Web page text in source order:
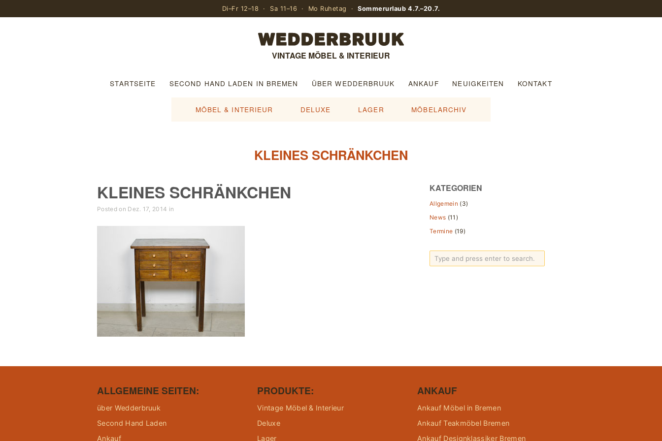
Di–Fr 12–18 · Sa 11–16 · Mo Ruhetag ·Sommerurlaub 4.7.–20.7.
VINTAGE MÖBEL & INTERIEUR
STARTSEITE SECOND HAND LADEN IN BREMEN ÜBER WEDDERBRUUK ANKAUF NEUIGKEITEN KONTAKT
MÖBEL & INTERIEUR DELUXE LAGER MÖBELARCHIV
KLEINES SCHRÄNKCHEN
KLEINES SCHRÄNKCHEN
Posted on Dez. 17, 2014 in
KATEGORIEN
Allgemein (3)
News (11)
Termine (19)
ALLGEMEINE SEITEN:
über Wedderbruuk
Second Hand Laden
Ankauf
PRODUKTE:
Vintage Möbel & Interieur
Deluxe
Lager
ANKAUF
Ankauf Möbel in Bremen
Ankauf Teakmöbel Bremen
Ankauf Designklassiker Bremen